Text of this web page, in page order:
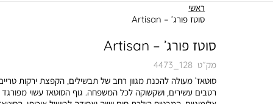
ראשי
סוטז פורג’ – Artisan
סוטז פורג’ – Artisan
מק״ט 4473_128
סוטאז’ מעולה להכנת מגוון רחב של תבשילים, הקפצת ירקות
רטבים עשירים, ושקשוקה לכל המשפחה. גוף הסוטאז עשוי מפורגד